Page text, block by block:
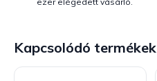
Kapcsolódó termékek